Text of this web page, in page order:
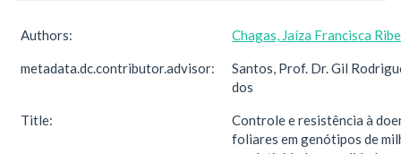
Authors: Chagas, Jaíza Francisca
metadata.dc.contributor.advisor:
Santos, Prof. Dr. Gil
dos
Title:
Controle e resistência à
foliares em genótipos de